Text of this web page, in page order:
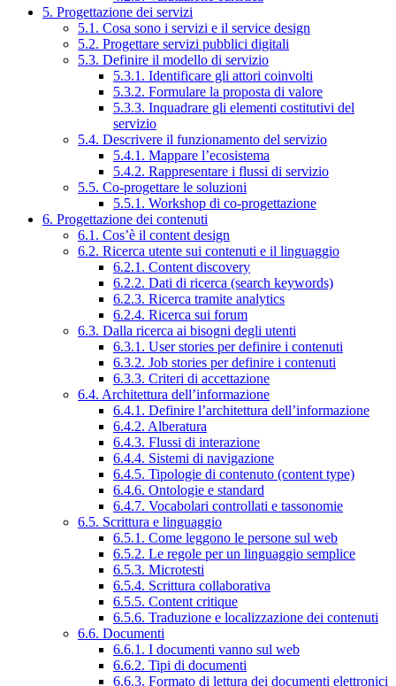
5. Progettazione dei servizi
5.1. Cosa sono i servizi e il service design
5.2. Progettare servizi pubblici digitali
5.3. Definire il modello di servizio
5.3.1. Identificare gli attori coinvolti
5.3.2. Formulare la proposta di valore
5.3.3. Inquadrare gli elementi costitutivi del
servizio
5.4. Descrivere il funzionamento del servizio
5.4.1. Mappare l’ecosistema
5.4.2. Rappresentare i flussi di servizio
5.5. Co-progettare le soluzioni
5.5.1. Workshop di co-progettazione
6. Progettazione dei contenuti
6.1. Cos’è il content design
6.2. Ricerca utente sui contenuti e il linguaggio
6.2.1. Content discovery
6.2.2. Dati di ricerca (search keywords)
6.2.3. Ricerca tramite analytics
6.2.4. Ricerca sui forum
6.3. Dalla ricerca ai bisogni degli utenti
6.3.1. User stories per definire i contenuti
6.3.2. Job stories per definire i contenuti
6.3.3. Criteri di accettazione
6.4. Architettura dell’informazione
6.4.1. Definire l’architettura dell’informazione
6.4.2. Alberatura
6.4.3. Flussi di interazione
6.4.4. Sistemi di navigazione
6.4.5. Tipologie di contenuto (content type)
6.4.6. Ontologie e standard
6.4.7. Vocabolari controllati e tassonomie
6.5. Scrittura e linguaggio
6.5.1. Come leggono le persone sul web
6.5.2. Le regole per un linguaggio semplice
6.5.3. Microtesti
6.5.4. Scrittura collaborativa
6.5.5. Content critique
6.5.6. Traduzione e localizzazione dei contenuti
6.6. Documenti
6.6.1. I documenti vanno sul web
6.6.2. Tipi di documenti
6.6.3. Formato di lettura dei documenti elettronici